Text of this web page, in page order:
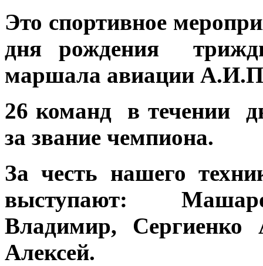
Это спортивное
дня рождения
маршала авиации
26 команд в течении
за звание чемпиона.
За честь нашего
выступают:
Владимир, Сергиенко